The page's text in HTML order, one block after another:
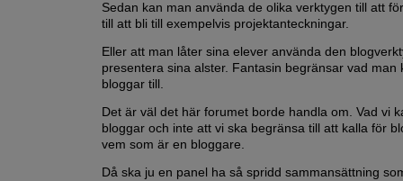
Sedan kan man använda de olika verktygen till att
till att bli till exempelvis projektanteckningar.
Eller att man låter sina elever använda den
presentera sina alster. Fantasin begränsar vad man
bloggar till.
Det är väl det här forumet borde handla om. Vad vi
bloggar och inte att vi ska begränsa till att kalla för
vem som är en bloggare.
Då ska ju en panel ha så spridd sammansättning